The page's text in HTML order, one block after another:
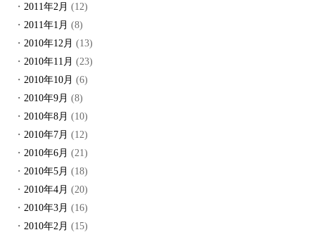
2011年2月 (12)
2011年1月 (8)
2010年12月 (13)
2010年11月 (23)
2010年10月 (6)
2010年9月 (8)
2010年8月 (10)
2010年7月 (12)
2010年6月 (21)
2010年5月 (18)
2010年4月 (20)
2010年3月 (16)
2010年2月 (15)